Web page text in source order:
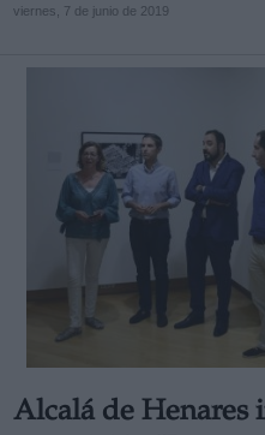
viernes, 7 de junio de 2019
Alcalá de Henares
Información adicional